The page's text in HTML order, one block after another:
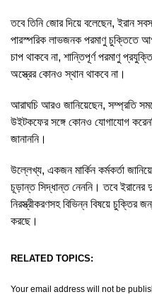
তবে তিনি জোর দিয়ে বলেছেন, ইরান
পারস্পরিক লাভজনক পরমাণু চুক্তিতে
চাপ থাকবে না, শান্তিপূর্ণ পরমাণু
অস্ত্রের কোনও স্থান থাকবে না।
আরাঘচি আরও জানিয়েছেন, সম্প্রতি
উইটকফের সঙ্গে কোনও যোগাযোগ
জানাননি।
উল্লেখ্য, একজন মার্কিন কর্মকর্তা
চূড়ান্ত সিদ্ধান্ত নেননি। তবে ইরানের
নিরস্ত্রীকরণসহ বিভিন্ন বিষয়ে চুক্তির
করছে।
RELATED TOPICS:
Your email address will not be